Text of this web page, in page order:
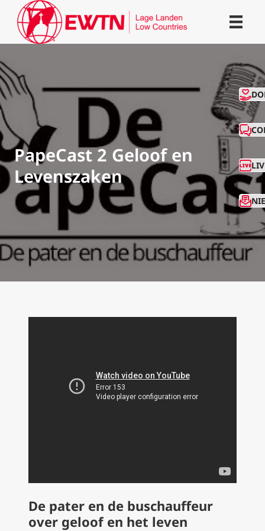
PapeCast 2 Geloof en
Levenszaken
De pater en de buschauffeur
over geloof en het leven